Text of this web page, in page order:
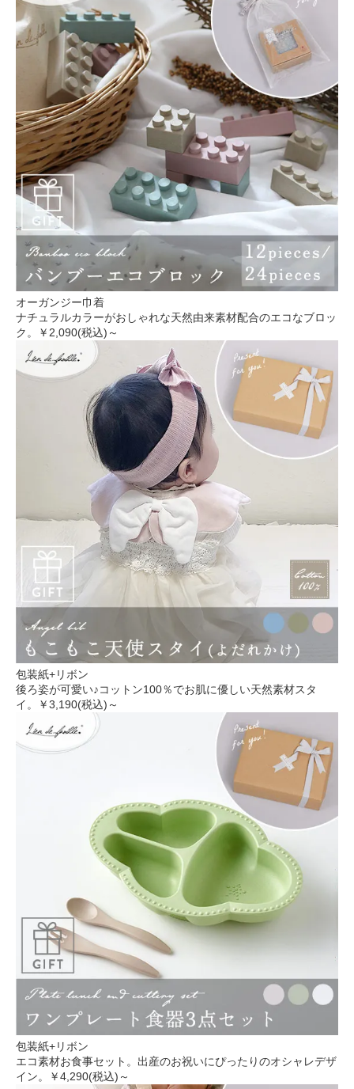
オーガンジー巾着
ナチュラルカラーがおしゃれな天然由来素材配合のエコなブロッ
ク。
￥2,090(税込)～
包装紙+リボン
後ろ姿が可愛い♪コットン100％でお肌に優しい天然素材スタ
イ。
￥3,190(税込)～
包装紙+リボン
エコ素材お食事セット。出産のお祝いにぴったりのオシャレデザ
イン。
￥4,290(税込)～